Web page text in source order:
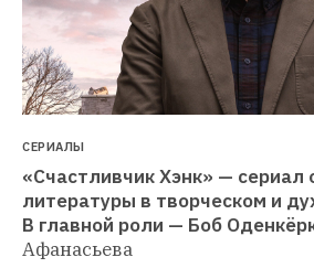
СЕРИАЛЫ
«Счастливчик Хэнк» — сериал
литературы в творческом и
В главной роли — Боб
Афанасьева